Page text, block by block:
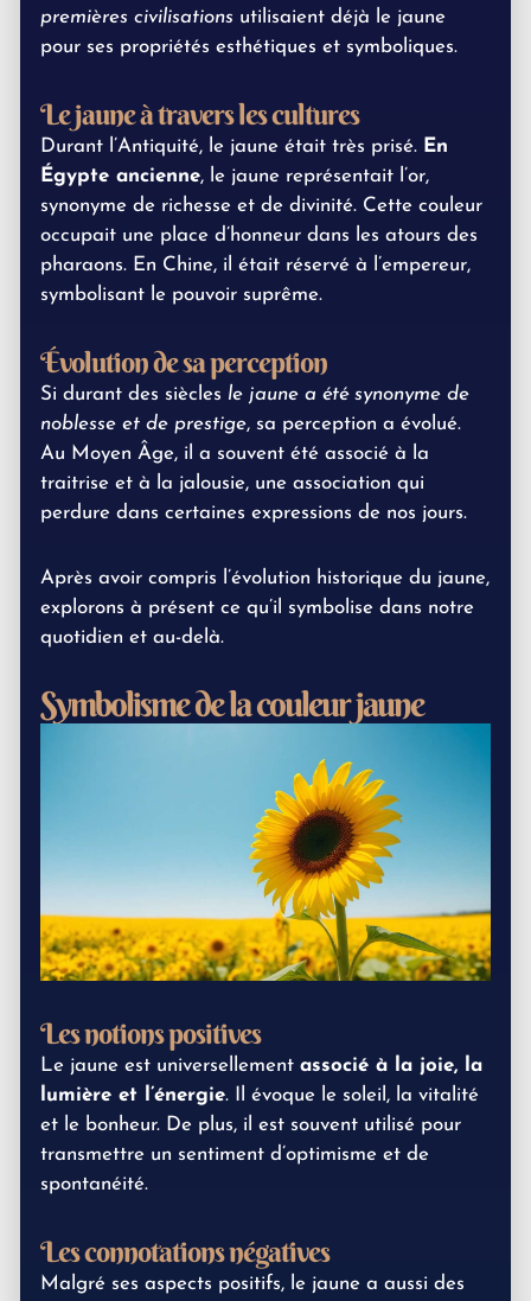
premières civilisations utilisaient déjà le jaune
pour ses propriétés esthétiques et symboliques.
Le jaune à travers les cultures
Durant l’Antiquité, le jaune était très prisé. En
Égypte ancienne, le jaune représentait l’or,
synonyme de richesse et de divinité. Cette couleur
occupait une place d’honneur dans les atours des
pharaons. En Chine, il était réservé à l’empereur,
symbolisant le pouvoir suprême.
Évolution de sa perception
Si durant des siècles le jaune a été synonyme de
noblesse et de prestige, sa perception a évolué.
Au Moyen Âge, il a souvent été associé à la
traitrise et à la jalousie, une association qui
perdure dans certaines expressions de nos jours.
Après avoir compris l’évolution historique du jaune,
explorons à présent ce qu’il symbolise dans notre
quotidien et au-delà.
Symbolisme de la couleur jaune
Les notions positives
Le jaune est universellement associé à la joie, la
lumière et l’énergie. Il évoque le soleil, la vitalité
et le bonheur. De plus, il est souvent utilisé pour
transmettre un sentiment d’optimisme et de
spontanéité.
Les connotations négatives
Malgré ses aspects positifs, le jaune a aussi des